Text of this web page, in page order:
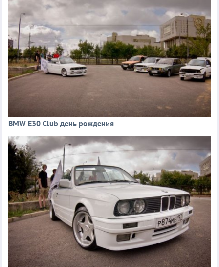
BMW E30 Club день рождения